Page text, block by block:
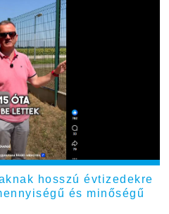
hosszú évtizedekre
és minőségű